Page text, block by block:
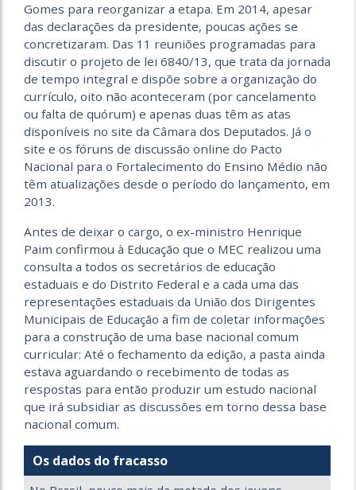
Gomes para reorganizar a etapa. Em 2014, apesar
das declarações da presidente, poucas ações se
concretizaram. Das 11 reuniões programadas para
discutir o projeto de lei 6840/13, que trata da jornada
de tempo integral e dispõe sobre a organização do
currículo, oito não aconteceram (por cancelamento
ou falta de quórum) e apenas duas têm as atas
disponíveis no site da Câmara dos Deputados. Já o
site e os fóruns de discussão online do Pacto
Nacional para o Fortalecimento do Ensino Médio não
têm atualizações desde o período do lançamento, em
2013.
Antes de deixar o cargo, o ex-ministro Henrique
Paim confirmou à Educação que o MEC realizou uma
consulta a todos os secretários de educação
estaduais e do Distrito Federal e a cada uma das
representações estaduais da União dos Dirigentes
Municipais de Educação a fim de coletar informações
para a construção de uma base nacional comum
curricular: Até o fechamento da edição, a pasta ainda
estava aguardando o recebimento de todas as
respostas para então produzir um estudo nacional
que irá subsidiar as discussões em torno dessa base
nacional comum.
Os dados do fracasso